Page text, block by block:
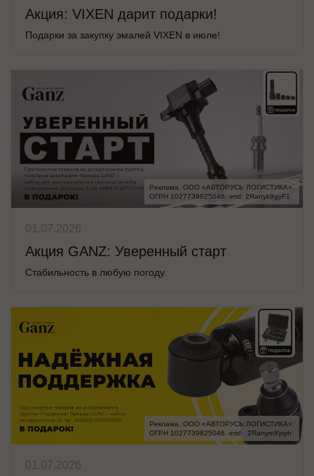
Акция: VIXEN дарит подарки!
Подарки за закупку эмалей VIXEN в июле!
Реклама. ООО «АВТОРУСЬ ЛОГИСТИКА».
ОГРН 1027739825046. erid: 2Ranyk9gyF1
01.07.2026
Акция GANZ: Уверенный старт
Стабильность в любую погоду.
Реклама. ООО «АВТОРУСЬ ЛОГИСТИКА».
ОГРН 1027739825046. erid:  2RanymXjxyh
01.07.2026